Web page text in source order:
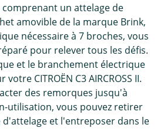
comprenant un attelage de
amovible de la marque Brink,
nécessaire à 7 broches, vous
pour relever tous les défis.
et le branchement électrique
CITROËN C3 AIRCROSS II.
des remorques jusqu'à
utilisation, vous pouvez retirer
et l'entreposer dans le